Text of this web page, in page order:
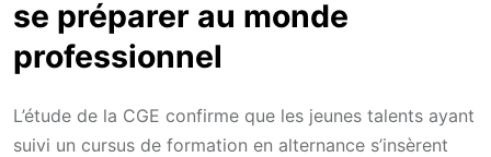
se préparer au monde
professionnel
L’étude de la CGE confirme que les jeunes talents ayant
suivi un cursus de formation en alternance s’insèrent